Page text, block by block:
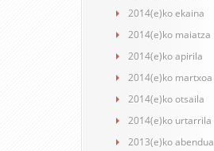
2014(e)ko ekaina
2014(e)ko maiatza
2014(e)ko apirila
2014(e)ko martxoa
2014(e)ko otsaila
2014(e)ko urtarrila
2013(e)ko abendua